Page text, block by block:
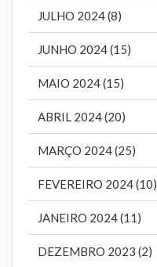
JULHO 2024 (8)
JUNHO 2024 (15)
MAIO 2024 (15)
ABRIL 2024 (20)
MARÇO 2024 (25)
FEVEREIRO 2024 (10)
JANEIRO 2024 (11)
DEZEMBRO 2023 (2)